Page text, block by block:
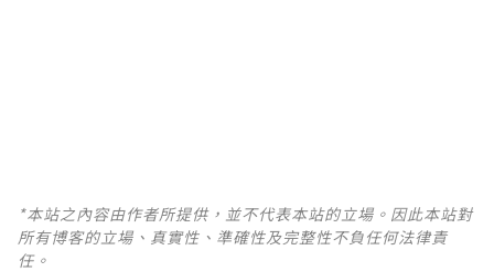
*本站之內容由作者所提供，並不代表本站的立場。因此本站對
所有博客的立場、真實性、準確性及完整性不負任何法律責
任。